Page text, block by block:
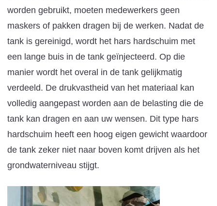
worden gebruikt, moeten medewerkers geen
maskers of pakken dragen bij de werken. Nadat de
tank is gereinigd, wordt het hars hardschuim met
een lange buis in de tank geïnjecteerd. Op die
manier wordt het overal in de tank gelijkmatig
verdeeld. De drukvastheid van het materiaal kan
volledig aangepast worden aan de belasting die de
tank kan dragen en aan uw wensen. Dit type hars
hardschuim heeft een hoog eigen gewicht waardoor
de tank zeker niet naar boven komt drijven als het
grondwaterniveau stijgt.